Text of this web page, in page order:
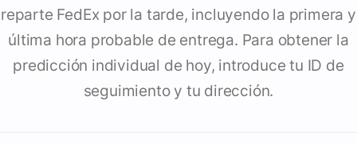
reparte FedEx por la tarde, incluyendo la primera y
última hora probable de entrega. Para obtener la
predicción individual de hoy, introduce tu ID de
seguimiento y tu dirección.